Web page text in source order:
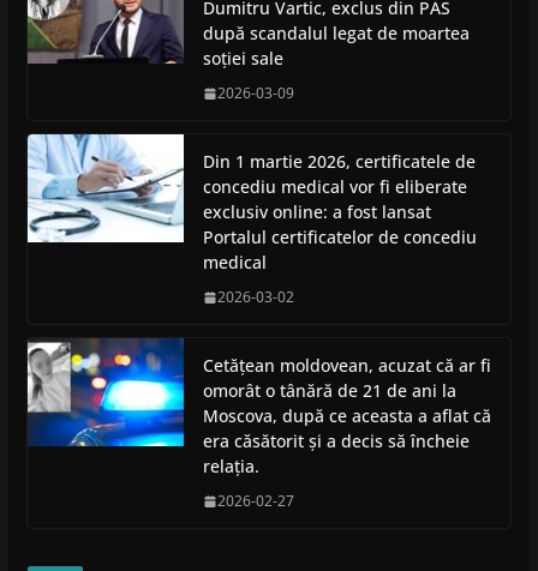
Dumitru Vartic, exclus din PAS
după scandalul legat de moartea
soției sale
2026-03-09
Din 1 martie 2026, certificatele de
concediu medical vor fi eliberate
exclusiv online: a fost lansat
Portalul certificatelor de concediu
medical
2026-03-02
Cetățean moldovean, acuzat că ar fi
omorât o tânără de 21 de ani la
Moscova, după ce aceasta a aflat că
era căsătorit și a decis să încheie
relația.
2026-02-27